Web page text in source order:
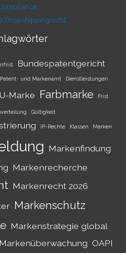
Dropshippingrecht
Bundespatentgericht
und Markenamt Dienstleistungen
Marke Farbmarke Frist
Gültigkeit
IP-Rechte Klassen Marken
Markenfindung
Markenrecherche
Markenrecht 2026
Markenschutz
Markenstrategie global
Markenüberwachung OAPI